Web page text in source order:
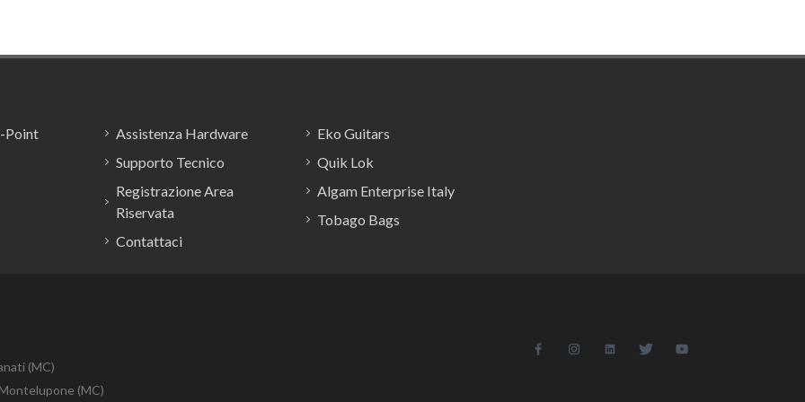
Point
Assistenza Hardware
Supporto Tecnico
Registrazione Area
Riservata
Contattaci
Eko Guitars
Quik Lok
Algam Enterprise Italy
Tobago Bags
(MC)
(MC)